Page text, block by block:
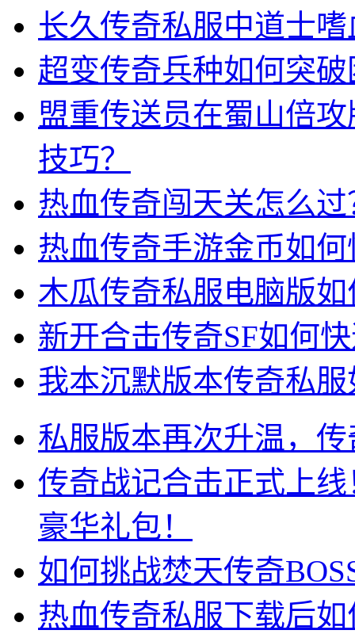
长久传奇私服中道士
超变传奇兵种如何突
盟重传送员在蜀山倍
技巧？
热血传奇闯天关怎么
热血传奇手游金币如
木瓜传奇私服电脑版
新开合击传奇SF如何
我本沉默版本传奇私
私服版本再次升温，
传奇战记合击正式上
豪华礼包！
如何挑战焚天传奇
热血传奇私服下载后